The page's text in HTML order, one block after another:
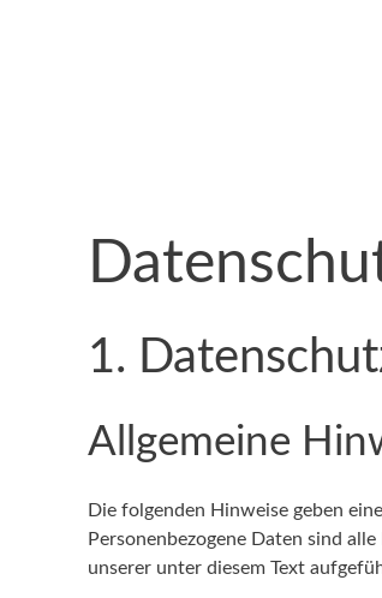
1.
Allgemeine
Die folgenden Hinweise geben
Personenbezogene Daten sind
unserer unter diesem Text